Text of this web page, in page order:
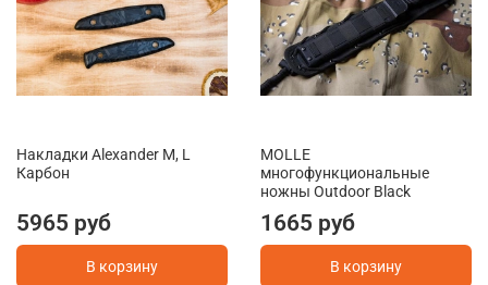
Накладки Alexander M, L
Карбон
5965 руб
В корзину
MOLLE
многофункциональные
ножны Outdoor Black
1665 руб
В корзину